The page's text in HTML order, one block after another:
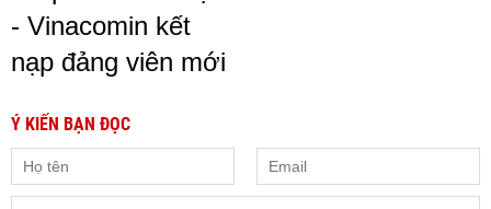
- Vinacomin kết
nạp đảng viên mới
Ý KIẾN BẠN ĐỌC